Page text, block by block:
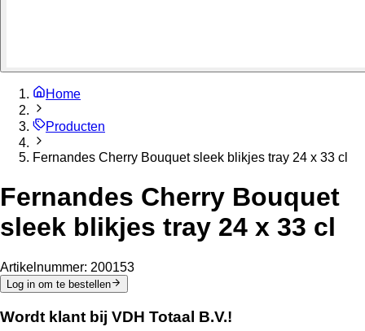
Home
Producten
Fernandes Cherry Bouquet sleek blikjes tray 24 x 33 cl
Fernandes Cherry Bouquet
sleek blikjes tray 24 x 33 cl
Artikelnummer: 200153
Log in om te bestellen
Wordt klant bij VDH Totaal B.V.!